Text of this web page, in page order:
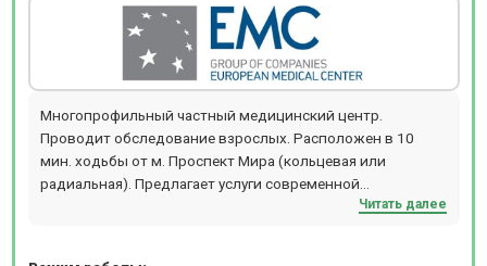
Многопрофильный частный медицинский центр.
Проводит обследование взрослых. Расположен в 10
мин. ходьбы от м. Проспект Мира (кольцевая или
радиальная). Предлагает услуги современной
диагностики: МРТ, КТ, ПЭТ-КТ, Бронхоскопию,Читать далее